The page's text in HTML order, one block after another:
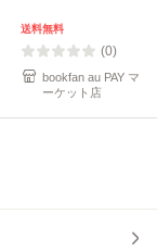
送料無料
(0)
bookfan au PAY マ
ーケット店